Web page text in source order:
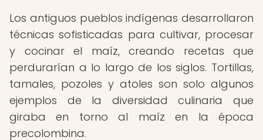
Los antiguos pueblos indígenas desarrollaron
técnicas sofisticadas para cultivar, procesar
y cocinar el maíz, creando recetas que
perdurarían a lo largo de los siglos. Tortillas,
tamales, pozoles y atoles son solo algunos
ejemplos de la diversidad culinaria que
giraba en torno al maíz en la época
precolombina.